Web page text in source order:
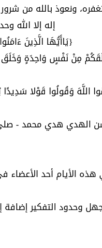
ونعوذ بالله من
إله إلا الله
{يَاأَيُّهَا الَّذِينَ
مِنْ نَفْسٍ وَاحِدَةٍ وَخَلَقَ
اللَّهَ وَقُولُوا قَوْلا
الهدي هدي محمد -
الأيام أحد الأعضاء
وحدود التفكير إضافة